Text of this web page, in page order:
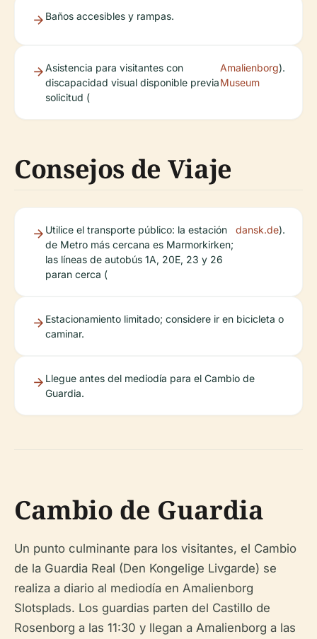
Baños accesibles y rampas.
Asistencia para visitantes con
discapacidad visual disponible previa
solicitud (
Amalienborg
Museum
).
Consejos de Viaje
Utilice el transporte público: la estación
de Metro más cercana es Marmorkirken;
las líneas de autobús 1A, 20E, 23 y 26
paran cerca (
dansk.de).
Estacionamiento limitado; considere ir en bicicleta o
caminar.
Llegue antes del mediodía para el Cambio de
Guardia.
Cambio de Guardia
Un punto culminante para los visitantes, el Cambio
de la Guardia Real (Den Kongelige Livgarde) se
realiza a diario al mediodía en Amalienborg
Slotsplads. Los guardias parten del Castillo de
Rosenborg a las 11:30 y llegan a Amalienborg a las